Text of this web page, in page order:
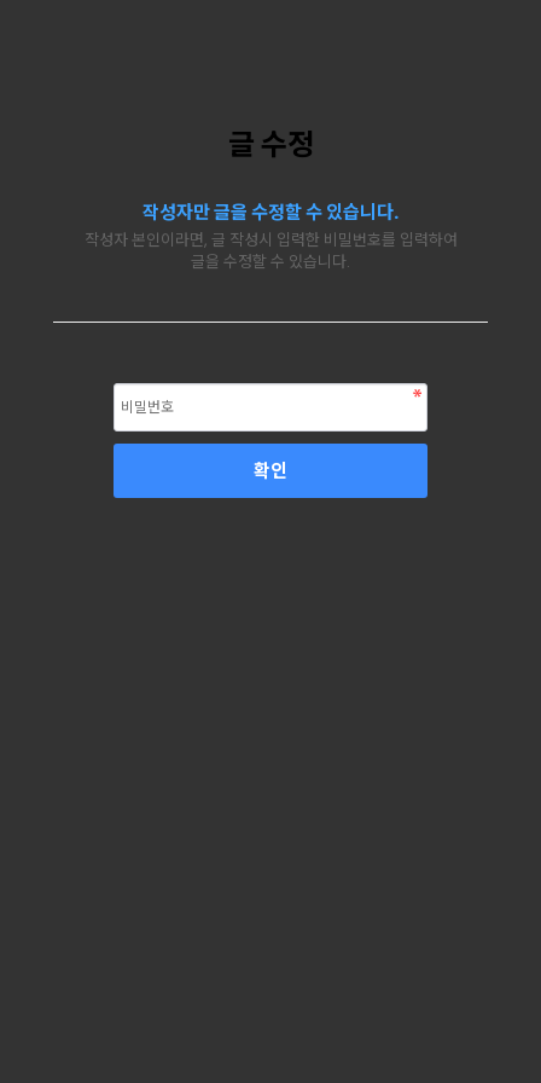
글 수정
작성자만 글을 수정할 수 있습니다.
작성자 본인이라면, 글 작성시 입력한 비밀번호를 입력하여
글을 수정할 수 있습니다.